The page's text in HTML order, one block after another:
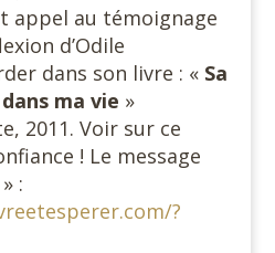
appel au témoignage
d’Odile
dans son livre : « Sa
ma vie »
2011. Voir sur ce
! Le message
:
?